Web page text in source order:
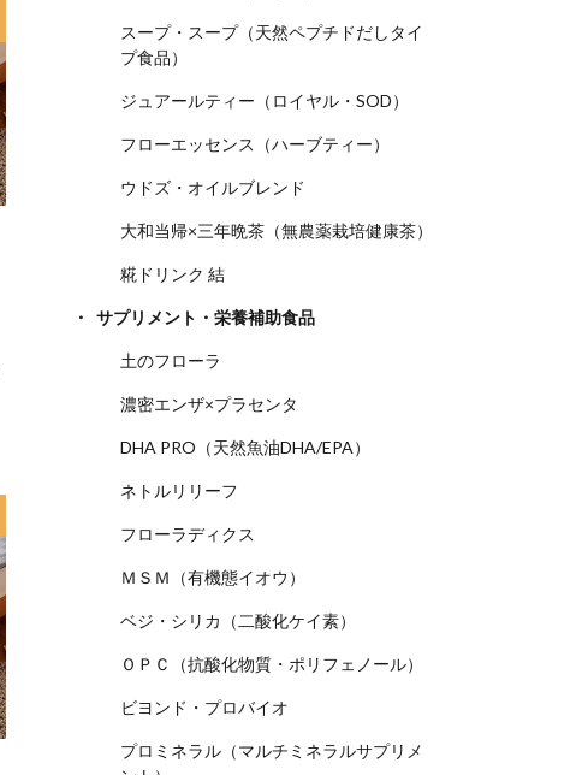
スープ・スープ（天然ペプチドだしタイ
プ食品）
ジュアールティー（ロイヤル・SOD）
フローエッセンス（ハーブティー）
ウドズ・オイルブレンド
大和当帰×三年晩茶（無農薬栽培健康茶）
糀ドリンク 結
サプリメント・栄養補助食品
土のフローラ
濃密エンザ×プラセンタ
DHA PRO（天然魚油DHA/EPA）
ネトルリリーフ
フローラディクス
ＭＳＭ（有機態イオウ）
ベジ・シリカ（二酸化ケイ素）
ＯＰＣ（抗酸化物質・ポリフェノール）
ビヨンド・プロバイオ
プロミネラル（マルチミネラルサプリメ